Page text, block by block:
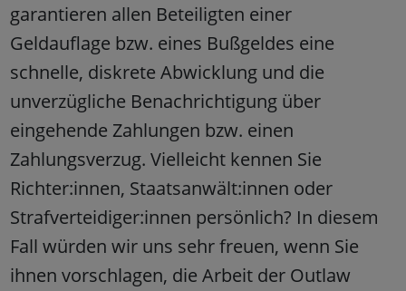
garantieren allen Beteiligten einer
Geldauflage bzw. eines Bußgeldes eine
schnelle, diskrete Abwicklung und die
unverzügliche Benachrichtigung über
eingehende Zahlungen bzw. einen
Zahlungsverzug. Vielleicht kennen Sie
Richter:innen, Staatsanwält:innen oder
Strafverteidiger:innen persönlich? In diesem
Fall würden wir uns sehr freuen, wenn Sie
ihnen vorschlagen, die Arbeit der Outlaw